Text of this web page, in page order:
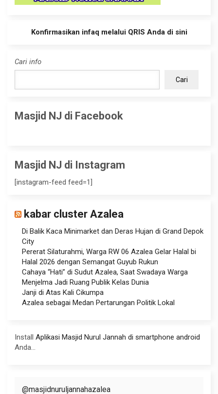
Konfirmasikan infaq melalui QRIS Anda di sini
Cari info
Cari
Masjid NJ di Facebook
Masjid NJ di Instagram
[instagram-feed feed=1]
kabar cluster Azalea
Di Balik Kaca Minimarket dan Deras Hujan di Grand Depok
City
Pererat Silaturahmi, Warga RW 06 Azalea Gelar Halal bi
Halal 2026 dengan Semangat Guyub Rukun
Cahaya “Hati” di Sudut Azalea, Saat Swadaya Warga
Menjelma Jadi Ruang Publik Kelas Dunia
Janji di Atas Kali Cikumpa
Azalea sebagai Medan Pertarungan Politik Lokal
Install Aplikasi Masjid Nurul Jannah di smartphone android
Anda...
@masjidnuruljannahazalea